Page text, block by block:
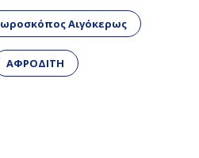
ωροσκόπος Αιγόκερως
ΑΦΡΟΔΙΤΗ